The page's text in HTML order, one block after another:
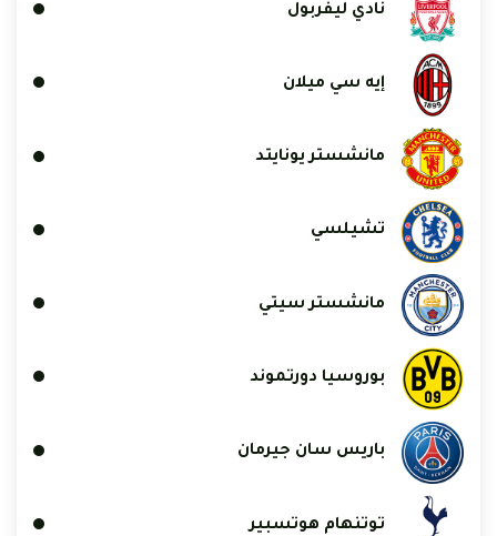
نادي ليفربول
إيه سي ميلان
مانشستر يونايتد
تشيلسي
مانشستر سيتي
بوروسيا دورتموند
باريس سان جيرمان
توتنهام هوتسبير